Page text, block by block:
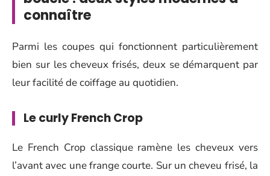
connaître
Parmi les coupes qui fonctionnent particulièrement
bien sur les cheveux frisés, deux se démarquent par
leur facilité de coiffage au quotidien.
Le curly French Crop
Le French Crop classique ramène les cheveux vers
l’avant avec une frange courte. Sur un cheveu frisé, la